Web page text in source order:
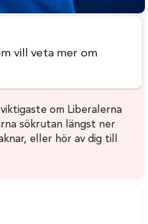
vill veta mer om
om Liberalerna
sökrutan längst ner
eller hör av dig till